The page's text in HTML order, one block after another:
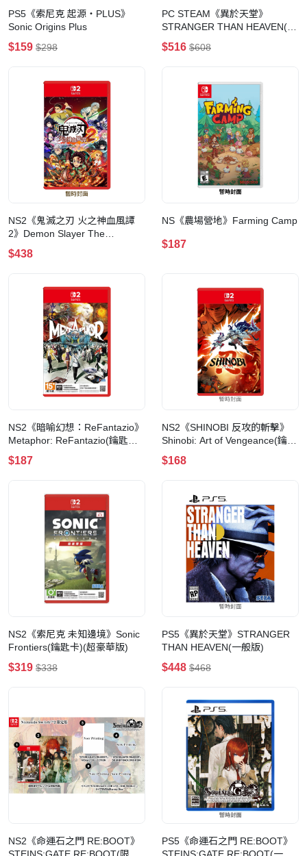
PS5《索尼克 起源・PLUS》
Sonic Origins Plus
$159 $298
PC STEAM《異於天堂》
STRANGER THAN HEAVEN(數
位豪華版)
$516 $608
NS2《鬼滅之刃 火之神血風譚
2》Demon Slayer The
Hinokami Chronicles 2(普通版)
$438
NS《農場營地》Farming Camp
$187
NS2《暗喻幻想：ReFantazio》
Metaphor: ReFantazio(鑰匙卡)
(一般版)
$187
NS2《SHINOBI 反攻的斬擊》
Shinobi: Art of Vengeance(鑰匙
卡)
$168
NS2《索尼克 未知邊境》Sonic
Frontiers(鑰匙卡)(超豪華版)
$319 $338
PS5《異於天堂》STRANGER
THAN HEAVEN(一般版)
$448 $468
NS2《命運石之門 RE:BOOT》
PS5《命運石之門 RE:BOOT》